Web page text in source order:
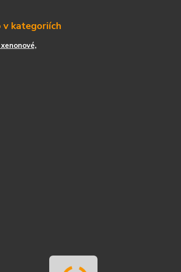
v kategoriích